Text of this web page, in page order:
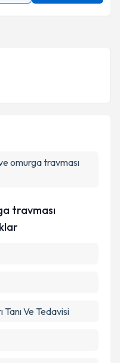
omurga travması
travması
Ve Tedavisi